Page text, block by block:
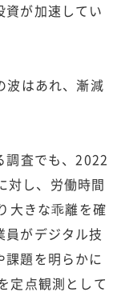
資が加速してい
波はあれ、漸減
調査でも、2022
対し、労働時間
大きな乖離を確
がデジタル技
題を明らかに
点観測として